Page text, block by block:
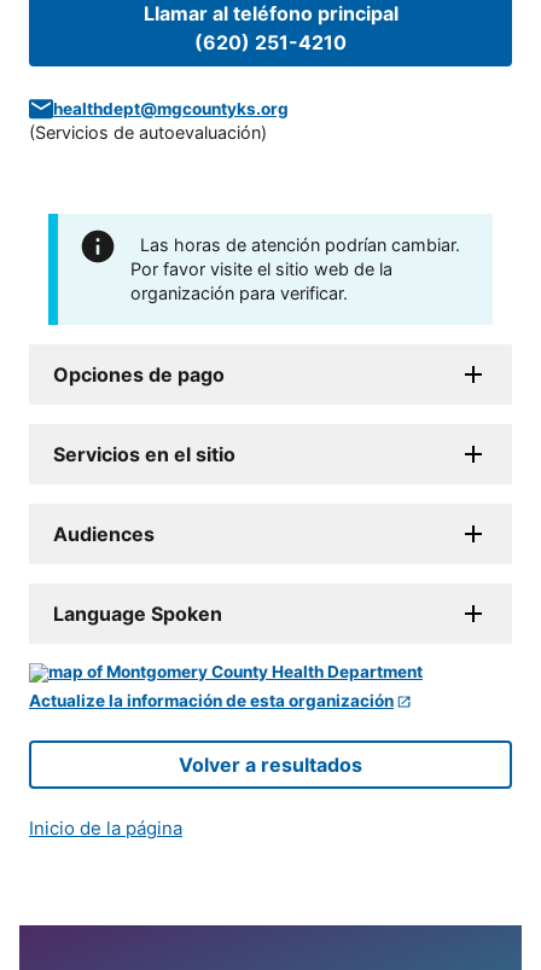
Llamar al teléfono principal
(620) 251-4210
healthdept@mgcountyks.org
(Servicios de autoevaluación)
Las horas de atención podrían cambiar.
Por favor visite el sitio web de la
organización para verificar.
Opciones de pago
Servicios en el sitio
Audiences
Language Spoken
Actualize la información de esta organización
Volver a resultados
Inicio de la página